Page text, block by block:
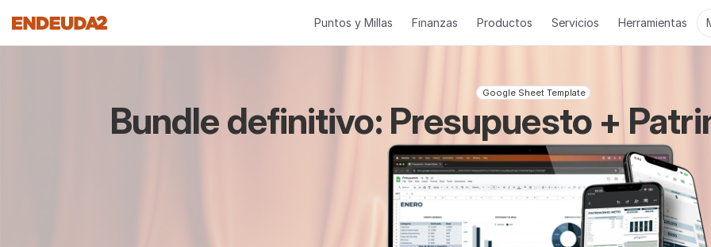
Puntos y Millas Finanzas Productos Servicios Herramientas
Google Sheet Template
Bundle definitivo: Presupuesto +